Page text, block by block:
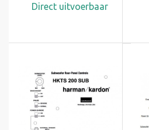
Direct uitvoerbaar